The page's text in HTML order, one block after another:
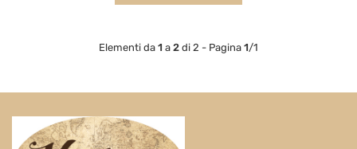
Elementi da 1 a 2 di 2 - Pagina 1/1